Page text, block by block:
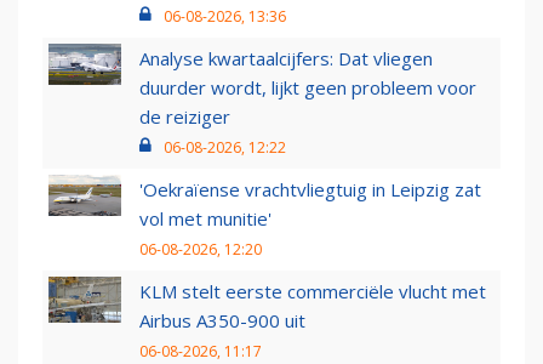
06-08-2026, 13:36
Analyse kwartaalcijfers: Dat vliegen
duurder wordt, lijkt geen probleem voor
de reiziger
06-08-2026, 12:22
'Oekraïense vrachtvliegtuig in Leipzig zat
vol met munitie'
06-08-2026, 12:20
KLM stelt eerste commerciële vlucht met
Airbus A350-900 uit
06-08-2026, 11:17